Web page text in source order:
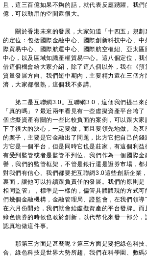
且，這三百億如果不夠的話，就代表反應踴躍。我
億，可以動用的空間還很大。
關於香港未來的發展，大家知道「十四五」規劃
的定位：包括國際金融中心、國際創新科技中心、中
際貿易中心、國際航運中心、國際航空樞紐、亞太
中心，以及區域知識產權貿易中心。這八個定位，
借這個機會給大家介紹，除了這八個以外，我在《
質量發展方向。我們短中期內，主要精力還在三個
濟，大家都很熟，這個我不多講。
第二是互聯網3.0。互聯網3.0，這個我們提出來
「真的嗎」？最近兩年看見有一些虛擬資產平台垮
個虛擬資產有關的一些比較負面的案例，可以跟大
下了很大的決心，一定要做，而且要領先地做。為
的案子，主要是它金融出了問題，比方它把自己的
方它是一個平台，但是同時它也是莊家，有這個利益
有受到監管或者是監管不到位。我們作為一個國際
譽，我們的監管框架，不管是銀行還是證券市場，
對我們有信心。我們都要把互聯網3.0這些創新企業
裏面，讓他可以持續跟負責任的發展。我們的原則是
相同監管」，標準是一樣的，儘管具體體現的方式
們幾個金融機構，金融管理局、證監會，在我們領導
在六月份開始，我們就會給虛擬資產的平台發牌。
綠色債券的時候也敢於創新，以代幣化來發一部分
認真地做這件事。
那第三方面是甚麼呢？第三方面是要把綠色科技
合。綠色科技是世界大勢所趨。我們在科學園、數